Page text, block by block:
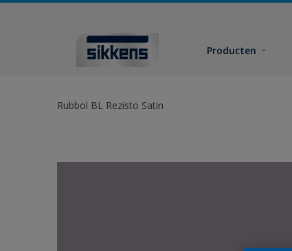
Producten
Rubbol BL Rezisto Satin